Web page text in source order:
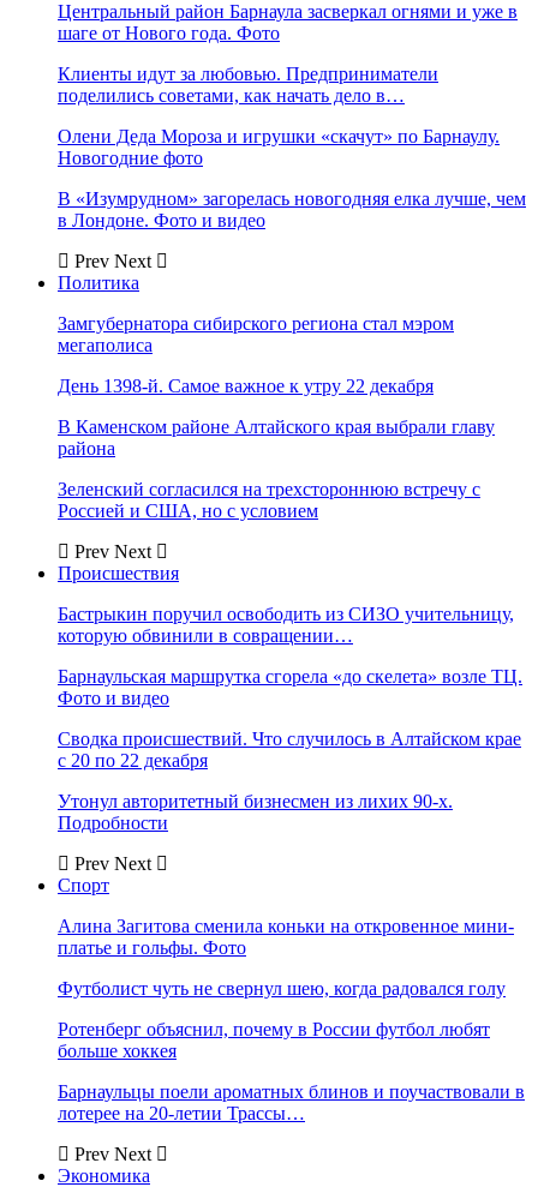
Центральный район Барнаула засверкал огнями и уже в
шаге от Нового года. Фото
Клиенты идут за любовью. Предприниматели
поделились советами, как начать дело в…
Олени Деда Мороза и игрушки «скачут» по Барнаулу.
Новогодние фото
В «Изумрудном» загорелась новогодняя елка лучше, чем
в Лондоне. Фото и видео
Prev Next
Политика
Замгубернатора сибирского региона стал мэром
мегаполиса
День 1398-й. Самое важное к утру 22 декабря
В Каменском районе Алтайского края выбрали главу
района
Зеленский согласился на трехстороннюю встречу с
Россией и США, но с условием
Prev Next
Происшествия
Бастрыкин поручил освободить из СИЗО учительницу,
которую обвинили в совращении…
Барнаульская маршрутка сгорела «до скелета» возле ТЦ.
Фото и видео
Сводка происшествий. Что случилось в Алтайском крае
с 20 по 22 декабря
Утонул авторитетный бизнесмен из лихих 90-х.
Подробности
Prev Next
Спорт
Алина Загитова сменила коньки на откровенное мини-
платье и гольфы. Фото
Футболист чуть не свернул шею, когда радовался голу
Ротенберг объяснил, почему в России футбол любят
больше хоккея
Барнаульцы поели ароматных блинов и поучаствовали в
лотерее на 20-летии Трассы…
Prev Next
Экономика